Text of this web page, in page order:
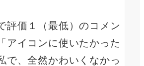
評価１（最低）のコメン
アイコンに使いたかった
で、全然かわいくなかっ